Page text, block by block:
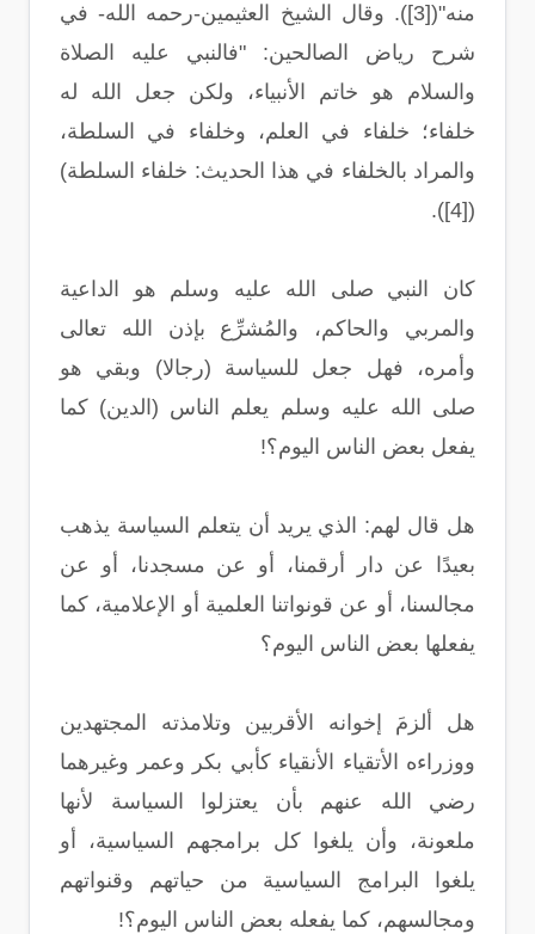
منه"([3]). وقال الشيخ العثيمين-رحمه الله- في
شرح رياض الصالحين: "فالنبي عليه الصلاة
والسلام هو خاتم الأنبياء، ولكن جعل الله له
خلفاء؛ خلفاء في العلم، وخلفاء في السلطة،
والمراد بالخلفاء في هذا الحديث: خلفاء السلطة)
([4]).
كان النبي صلى الله عليه وسلم هو الداعية
والمربي والحاكم، والمُشرِّع بإذن الله تعالى
وأمره، فهل جعل للسياسة (رجالا) وبقي هو
صلى الله عليه وسلم يعلم الناس (الدين) كما
يفعل بعض الناس اليوم؟!
هل قال لهم: الذي يريد أن يتعلم السياسة يذهب
بعيدًا عن دار أرقمنا، أو عن مسجدنا، أو عن
مجالسنا، أو عن قونواتنا العلمية أو الإعلامية، كما
يفعلها بعض الناس اليوم؟
هل ألزمَ إخوانه الأقربين وتلامذته المجتهدين
ووزراءه الأتقياء الأنقياء كأبي بكر وعمر وغيرهما
رضي الله عنهم بأن يعتزلوا السياسة لأنها
ملعونة، وأن يلغوا كل برامجهم السياسية، أو
يلغوا البرامج السياسية من حياتهم وقنواتهم
ومجالسهم، كما يفعله بعض الناس اليوم؟!